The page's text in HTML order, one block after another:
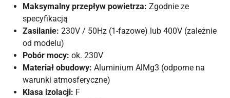
Maksymalny przepływ powietrza: Zgodnie ze
specyfikacją
Zasilanie: 230V / 50Hz (1-fazowe) lub 400V (zależnie
od modelu)
Pobór mocy: ok. 230V
Materiał obudowy: Aluminium AlMg3 (odporne na
warunki atmosferyczne)
Klasa izolacji: F